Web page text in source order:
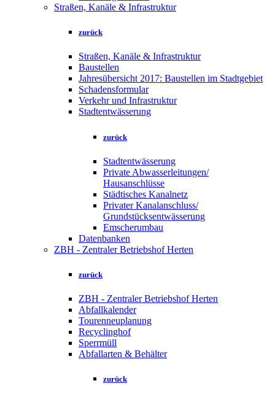
Straßen, Kanäle & Infrastruktur
zurück
Straßen, Kanäle & Infrastruktur
Baustellen
Jahresübersicht 2017: Baustellen im Stadtgebiet
Schadensformular
Verkehr und Infrastruktur
Stadtentwässerung
zurück
Stadtentwässerung
Private Abwasserleitungen/
Hausanschlüsse
Städtisches Kanalnetz
Privater Kanalanschluss/
Grundstücksentwässerung
Emscherumbau
Datenbanken
ZBH - Zentraler Betriebshof Herten
zurück
ZBH - Zentraler Betriebshof Herten
Abfallkalender
Tourenneuplanung
Recyclinghof
Sperrmüll
Abfallarten & Behälter
zurück